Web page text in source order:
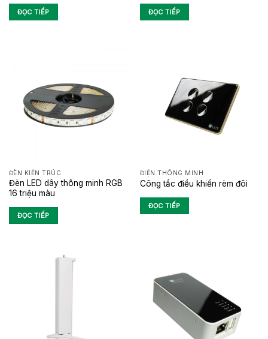
ĐỌC TIẾP ĐỌC TIẾP
ĐÈN KIẾN TRÚC
Đèn LED dây thông minh RGB
16 triệu màu
ĐỌC TIẾP
ĐIỆN THÔNG MINH
Công tắc điều khiển rèm đôi
ĐỌC TIẾP